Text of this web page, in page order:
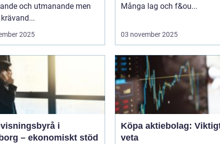
och utmanande men
2025
Många lag och f&ou...
03 november 2025
i
– ekonomiskt stöd
Köpa aktiebolag:
veta